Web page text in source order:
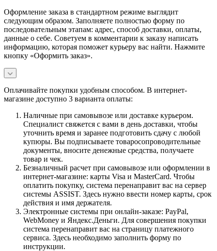
Оформление заказа в стандартном режиме выглядит
следующим образом. Заполняете полностью форму по
последовательным этапам: адрес, способ доставки, оплаты,
данные о себе. Советуем в комментарии к заказу написать
информацию, которая поможет курьеру вас найти. Нажмите
кнопку «Оформить заказ».
Оплачивайте покупки удобным способом. В интернет-
магазине доступно 3 варианта оплаты:
Наличные при самовывозе или доставке курьером.
Специалист свяжется с вами в день доставки, чтобы
уточнить время и заранее подготовить сдачу с любой
купюры. Вы подписываете товаросопроводительные
документы, вносите денежные средства, получаете
товар и чек.
Безналичный расчет при самовывозе или оформлении в
интернет-магазине: карты Visa и MasterCard. Чтобы
оплатить покупку, система перенаправит вас на сервер
системы ASSIST. Здесь нужно ввести номер карты, срок
действия и имя держателя.
Электронные системы при онлайн-заказе: PayPal,
WebMoney и Яндекс.Деньги. Для совершения покупки
система перенаправит вас на страницу платежного
сервиса. Здесь необходимо заполнить форму по
инструкции.